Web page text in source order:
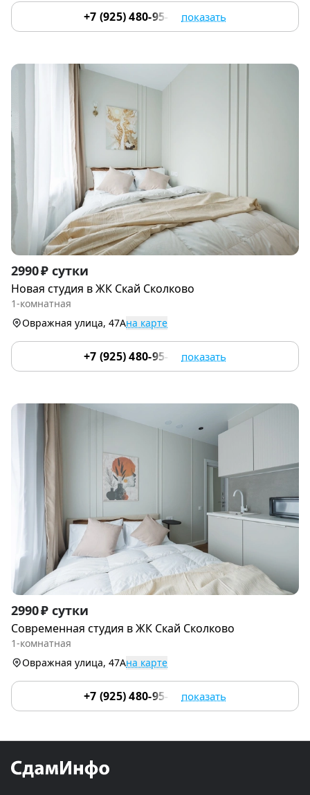
+7 (925) 480-95-17 показать
Item
1
of
2990 ₽ сутки
Новая студия в ЖК Скай Сколково
1-комнатная
Овражная улица, 47Ана карте
+7 (925) 480-95-17 показать
Item
1
of
2990 ₽ сутки
Современная студия в ЖК Скай Сколково
1-комнатная
Овражная улица, 47Ана карте
+7 (925) 480-95-17 показать